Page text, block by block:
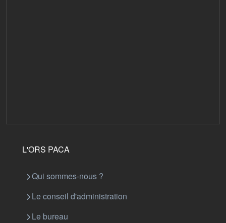
L'ORS PACA
Qui sommes-nous ?
Le conseil d'administration
Le bureau